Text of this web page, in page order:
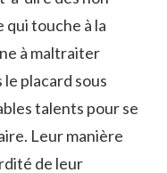
touche à la
à maltraiter
placard sous
talents pour se
Leur manière
de leur